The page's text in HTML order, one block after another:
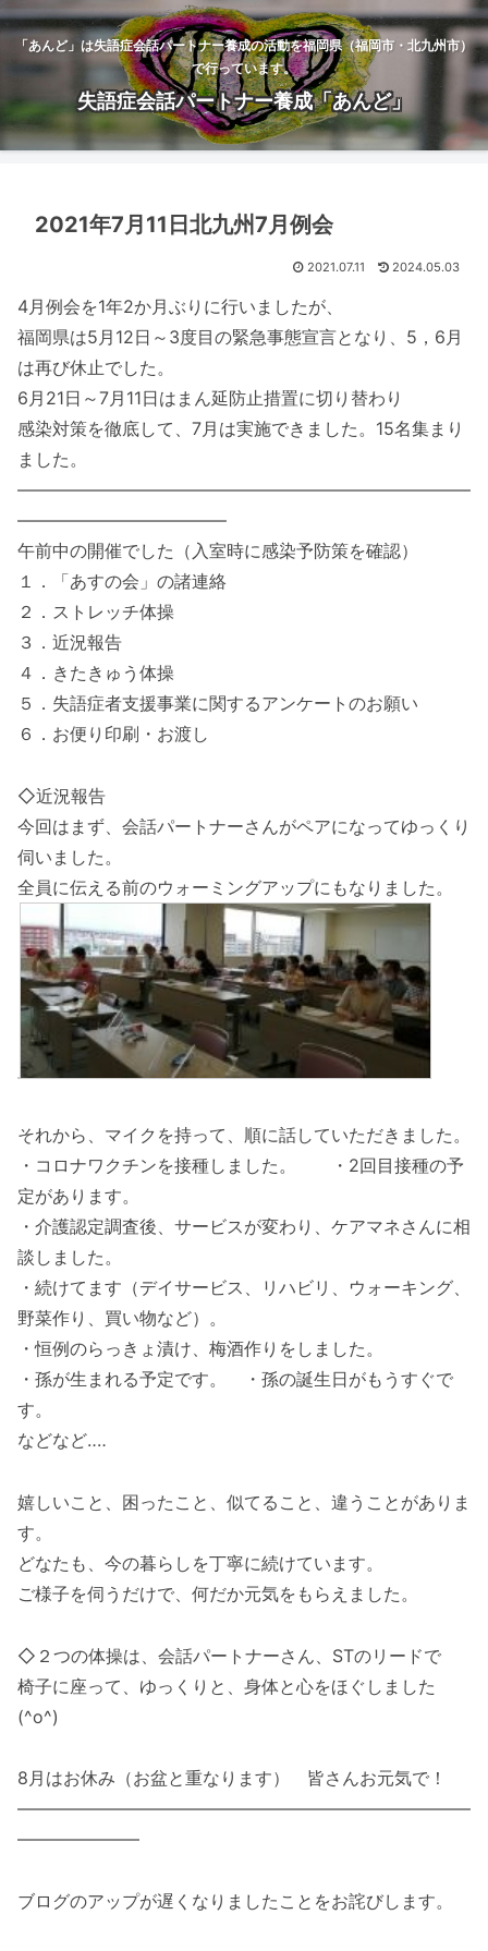
「あんど」は失語症会話パートナー養成の活動を福岡県（福岡市・北九州市）
で行っています。
失語症会話パートナー養成「あんど」
2021年7月11日北九州7月例会
2021.07.11 2024.05.03
4月例会を1年2か月ぶりに行いましたが、
福岡県は5月12日～3度目の緊急事態宣言となり、5，6月
は再び休止でした。
6月21日～7月11日はまん延防止措置に切り替わり
感染対策を徹底して、7月は実施できました。15名集まり
ました。
――――――――――――――――――――――――――
――――――――――――
午前中の開催でした（入室時に感染予防策を確認）
１．「あすの会」の諸連絡
２．ストレッチ体操
３．近況報告
４．きたきゅう体操
５．失語症者支援事業に関するアンケートのお願い
６．お便り印刷・お渡し
◇近況報告
今回はまず、会話パートナーさんがペアになってゆっくり
伺いました。
全員に伝える前のウォーミングアップにもなりました。
それから、マイクを持って、順に話していただきました。
・コロナワクチンを接種しました。 ・2回目接種の予
定があります。
・介護認定調査後、サービスが変わり、ケアマネさんに相
談しました。
・続けてます（デイサービス、リハビリ、ウォーキング、
野菜作り、買い物など）。
・恒例のらっきょ漬け、梅酒作りをしました。
・孫が生まれる予定です。 ・孫の誕生日がもうすぐで
す。
などなど‥‥
嬉しいこと、困ったこと、似てること、違うことがありま
す。
どなたも、今の暮らしを丁寧に続けています。
ご様子を伺うだけで、何だか元気をもらえました。
◇２つの体操は、会話パートナーさん、STのリードで
椅子に座って、ゆっくりと、身体と心をほぐしました
(^o^)
8月はお休み（お盆と重なります） 皆さんお元気で！
――――――――――――――――――――――――――
―――――――
ブログのアップが遅くなりましたことをお詫びします。